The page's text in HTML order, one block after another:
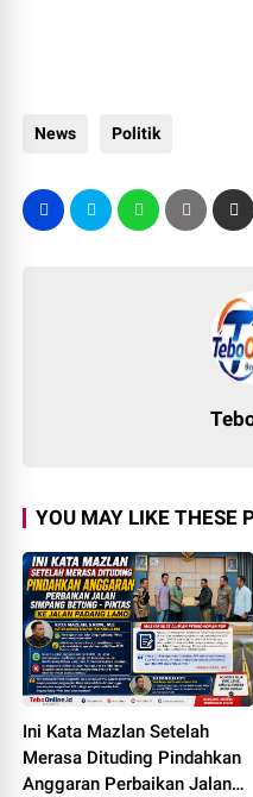
News Politik
YOU MAY LIKE THESE
Ini Kata Mazlan Setelah
Merasa Dituding Pindahkan
Anggaran Perbaikan Jalan